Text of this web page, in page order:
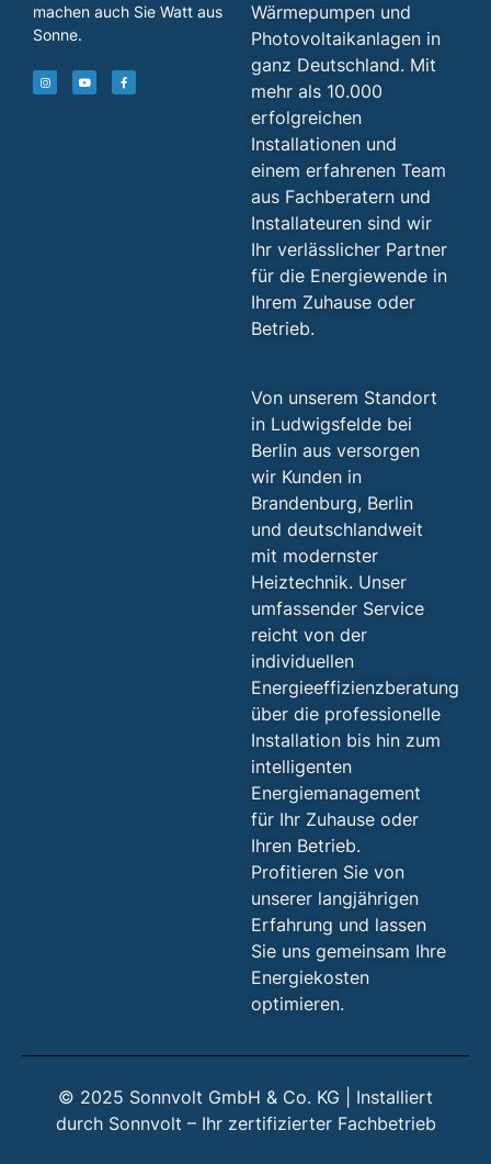
machen auch Sie Watt aus
Sonne.
Wärmepumpen und
Photovoltaikanlagen in
ganz Deutschland. Mit
mehr als 10.000
erfolgreichen
Installationen und
einem erfahrenen Team
aus Fachberatern und
Installateuren sind wir
Ihr verlässlicher Partner
für die Energiewende in
Ihrem Zuhause oder
Betrieb.
Von unserem Standort
in Ludwigsfelde bei
Berlin aus versorgen
wir Kunden in
Brandenburg, Berlin
und deutschlandweit
mit modernster
Heiztechnik. Unser
umfassender Service
reicht von der
individuellen
Energieeffizienzberatung
über die professionelle
Installation bis hin zum
intelligenten
Energiemanagement
für Ihr Zuhause oder
Ihren Betrieb.
Profitieren Sie von
unserer langjährigen
Erfahrung und lassen
Sie uns gemeinsam Ihre
Energiekosten
optimieren.
© 2025 Sonnvolt GmbH & Co. KG | Installiert
durch Sonnvolt – Ihr zertifizierter Fachbetrieb